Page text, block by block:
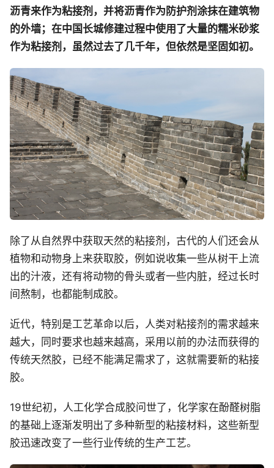
沥青来作为粘接剂，并将沥青作为防护剂涂抹在建筑物
的外墙；在中国长城修建过程中使用了大量的糯米砂浆
作为粘接剂，虽然过去了几千年，但依然是坚固如初。
除了从自然界中获取天然的粘接剂，古代的人们还会从
植物和动物身上来获取胶，例如说收集一些从树干上流
出的汁液，还有将动物的骨头或者一些内脏，经过长时
间熬制，也都能制成胶。
近代，特别是工艺革命以后，人类对粘接剂的需求越来
越大，同时要求也越来越高，采用以前的办法而获得的
传统天然胶，已经不能满足需求了，这就需要新的粘接
胶。
19世纪初，人工化学合成胶问世了，化学家在酚醛树脂
的基础上逐渐发明出了多种新型的粘接材料，这些新型
胶迅速改变了一些行业传统的生产工艺。